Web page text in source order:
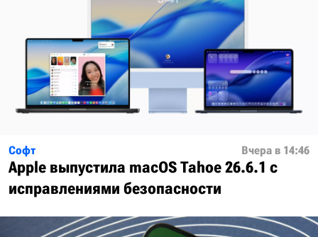
Софт Вчера в 14:46
Apple выпустила macOS Tahoe 26.6.1 с
исправлениями безопасности